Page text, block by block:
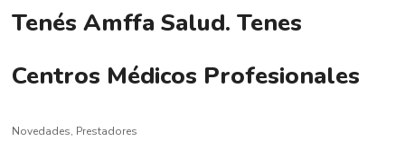
Tenés Amffa Salud. Tenes
Centros Médicos Profesionales
Novedades, Prestadores